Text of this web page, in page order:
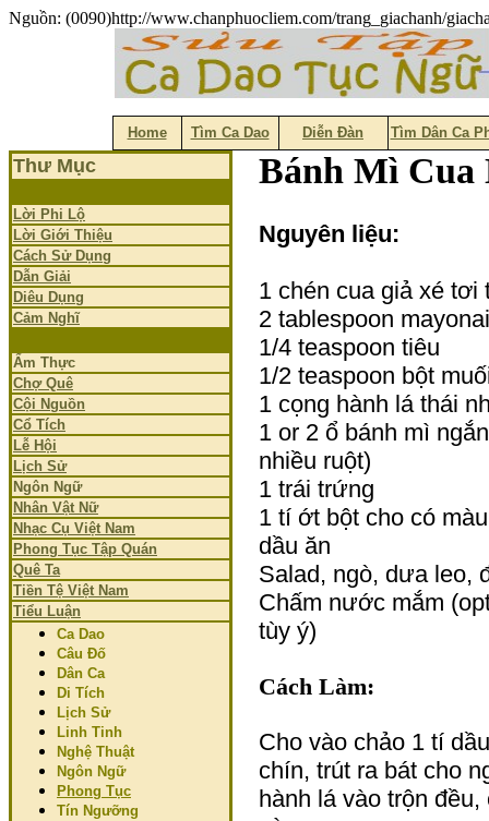
Nguồn: (0090)http://www.chanphuocliem.com/trang_giachanh/
Home Tìm Ca Dao Diễn Đàn Tìm Dân Ca
Thư Mục
Lời Phi Lộ
Lời Giới Thiệu
Cách Sử Dụng
Dẫn Giải
Diêu Dụng
Cảm Nghĩ
Ẩm Thực
Chợ Quê
Cội Nguồn
Cổ Tích
Lễ Hội
Lịch Sử
Ngôn Ngữ
Nhân Vật Nữ
Nhạc Cụ Việt Nam
Phong Tục Tập Quán
Quê Ta
Tiền Tệ Việt Nam
Tiểu Luận
Ca Dao
Câu Đố
Dân Ca
Di Tích
Lịch Sử
Linh Tinh
Nghệ Thuật
Ngôn Ngữ
Phong Tục
Tín Ngưỡng
Bánh Mì Cua
Nguyên liệu:
1 chén cua giả xé tơi
2 tablespoon
1/4 teaspoon tiêu
1/2 teaspoon bột
1 cọng hành lá thái
1 or 2 ổ bánh mì
nhiều ruột)
1 trái trứng
1 tí ớt bột cho có
dầu ăn
Salad, ngò, dưa leo,
Chấm nước mắm
tùy ý)
Cách Làm:
Cho vào chảo 1 tí
chín, trút ra bát cho
hành lá vào trộn